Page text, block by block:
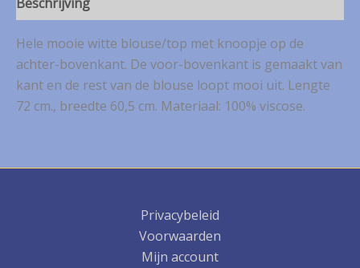
Hele mooie witte blouse/top met knoopje op de
achter-bovenkant. De voor-bovenkant is gemaakt van
kant en de rest van de blouse loopt mooi uit. Lengte
72 cm., breedte 60,5 cm. Materiaal: 100% viscose.
Privacybeleid
Voorwaarden
Mijn account